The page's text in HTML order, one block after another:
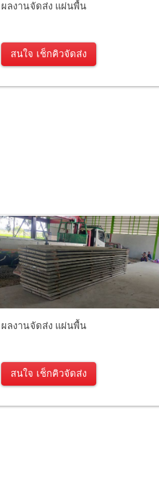
ผลงานจัดส่ง แผ่นพื้น
สนใจ เช็กคิวจัดส่ง
ผลงานจัดส่ง แผ่นพื้น
สนใจ เช็กคิวจัดส่ง